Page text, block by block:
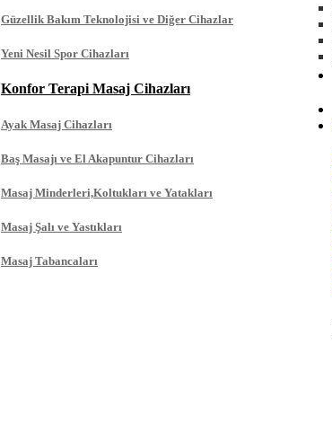
Güzellik Bakım Teknolojisi ve Diğer Cihazlar
Yeni Nesil Spor Cihazları
Konfor Terapi Masaj Cihazları
Ayak Masaj Cihazları
Baş Masajı ve El Akapuntur Cihazları
Masaj Minderleri,Koltukları ve Yatakları
Masaj Şalı ve Yastıkları
Masaj Tabancaları